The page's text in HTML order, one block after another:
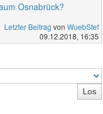
Osnabrück?
Letzter Beitrag von WuebStef
09.12.2018, 16:35